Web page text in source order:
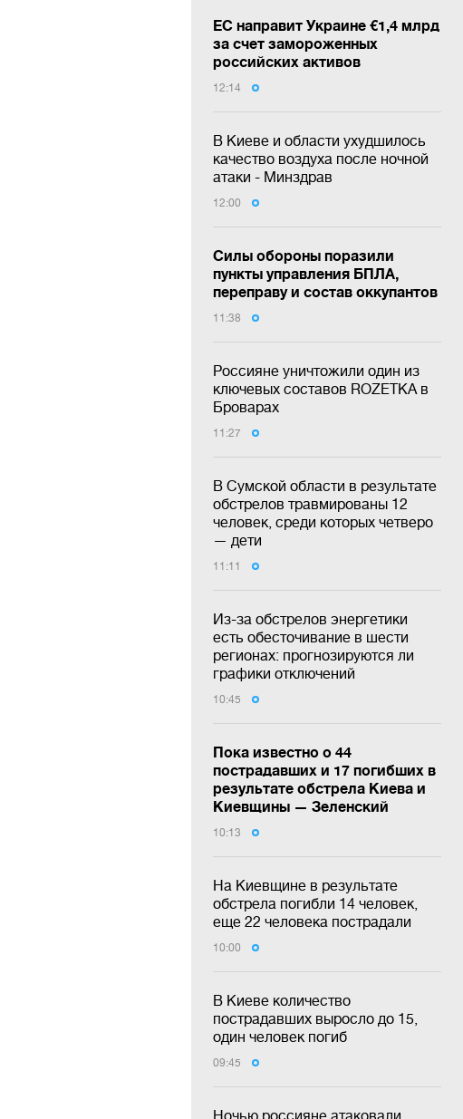
ЕС направит Украине €1,4 млрд
за счет замороженных
российских активов
12:14
В Киеве и области ухудшилось
качество воздуха после ночной
атаки - Минздрав
12:00
Силы обороны поразили
пункты управления БПЛА,
переправу и состав оккупантов
11:38
Россияне уничтожили один из
ключевых составов ROZETKA в
Броварах
11:27
В Сумской области в результате
обстрелов травмированы 12
человек, среди которых четверо
— дети
11:11
Из-за обстрелов энергетики
есть обесточивание в шести
регионах: прогнозируются ли
графики отключений
10:45
Пока известно о 44
пострадавших и 17 погибших в
результате обстрела Киева и
Киевщины — Зеленский
10:13
На Киевщине в результате
обстрела погибли 14 человек,
еще 22 человека пострадали
10:00
В Киеве количество
пострадавших выросло до 15,
один человек погиб
09:45
Ночью россияне атаковали